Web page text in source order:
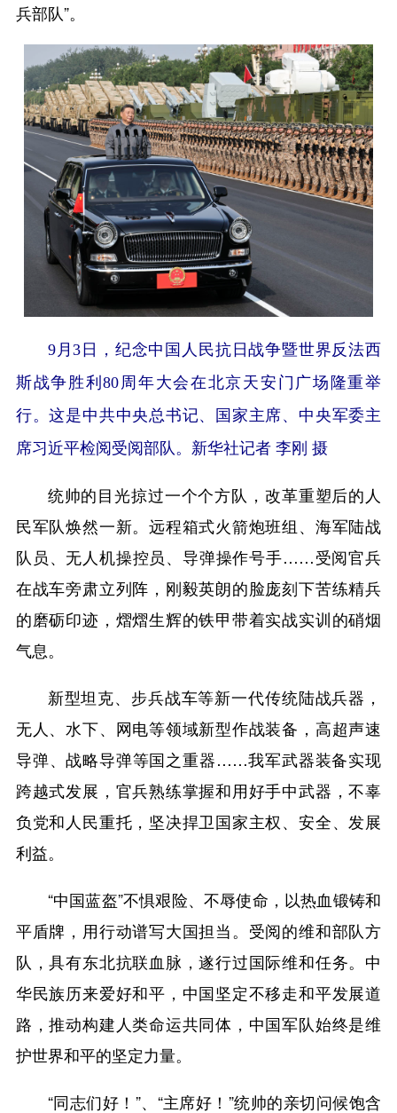
兵部队”。
9月3日，纪念中国人民抗日战争暨世界反法西
斯战争胜利80周年大会在北京天安门广场隆重举
行。这是中共中央总书记、国家主席、中央军委主
席习近平检阅受阅部队。新华社记者 李刚 摄
统帅的目光掠过一个个方队，改革重塑后的人
民军队焕然一新。远程箱式火箭炮班组、海军陆战
队员、无人机操控员、导弹操作号手……受阅官兵
在战车旁肃立列阵，刚毅英朗的脸庞刻下苦练精兵
的磨砺印迹，熠熠生辉的铁甲带着实战实训的硝烟
气息。
新型坦克、步兵战车等新一代传统陆战兵器，
无人、水下、网电等领域新型作战装备，高超声速
导弹、战略导弹等国之重器……我军武器装备实现
跨越式发展，官兵熟练掌握和用好手中武器，不辜
负党和人民重托，坚决捍卫国家主权、安全、发展
利益。
“中国蓝盔”不惧艰险、不辱使命，以热血锻铸和
平盾牌，用行动谱写大国担当。受阅的维和部队方
队，具有东北抗联血脉，遂行过国际维和任务。中
华民族历来爱好和平，中国坚定不移走和平发展道
路，推动构建人类命运共同体，中国军队始终是维
护世界和平的坚定力量。
“同志们好！”、“主席好！”统帅的亲切问候饱含